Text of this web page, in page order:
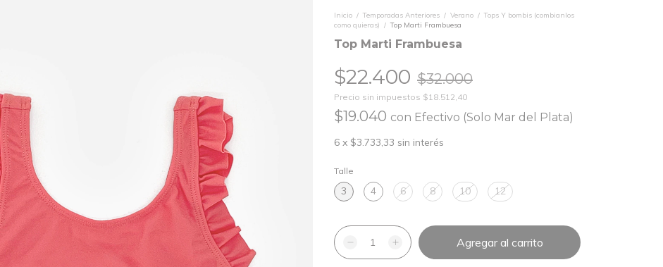
Inicio / Temporadas Anteriores / Verano / Tops Y bombis (combianlos
como quieras) / Top Marti Frambuesa
Top Marti Frambuesa
$22.400 $32.000
Precio sin impuestos $18.512,40
$19.040 con Efectivo (Solo Mar del Plata)
6 x $3.733,33 sin interés
Talle
3 4 6 8 10 12